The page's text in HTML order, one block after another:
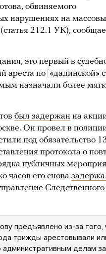
обвиняемого
нарушениях на
212.1 УК),
это первый в
ареста по «дадинской»
назначали более
был задержан на
Он провел в
под обязательство
протокола о
публичных
часов его снова
предъявлено из-за того,
трижды арестовывали
делам